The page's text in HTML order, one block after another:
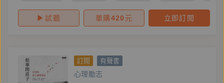
試聽 單購420 元 立即訂閱
訂閱 有聲書
心理勵志